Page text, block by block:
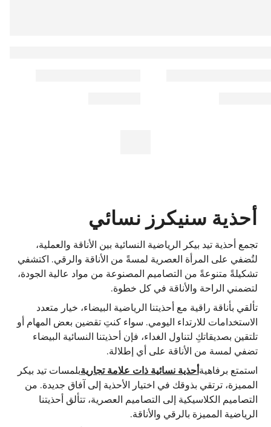
أحذية سنيكرز نسائي
تجمع أحذية تيد بيكر الرياضية النسائية بين الأناقة والعملية،
لتُضفي على المرأة العصرية لمسةً من الأناقة والرقي. اكتشفي
تشكيلةً متنوعةً من التصاميم المصنوعة من مواد عالية الجودة،
لتضمني الراحة والأناقة في كل خطوة.
تألقي بأناقة راقية مع أحذيتنا الرياضية البيضاء، خيار متعدد
الاستخدامات للارتداء اليومي. سواء كنتِ تقضين بعض المهام أو
تلتقين بصديقاتكِ لتناول الغداء، فإن أحذيتنا النسائية البيضاء
تضفي لمسة من الأناقة على أي إطلالة.
استمتع برفاهيةأحذية نسائية ذات علامة تجاريةبلمسات تيد بيكر
المميزة، ترتقي بذوقك في اختيار الأحذية إلى آفاق جديدة. من
التصاميم الكلاسيكية إلى التصاميم العصرية، تتألق أحذيتنا
الرياضية المميزة بالرقي والأناقة.